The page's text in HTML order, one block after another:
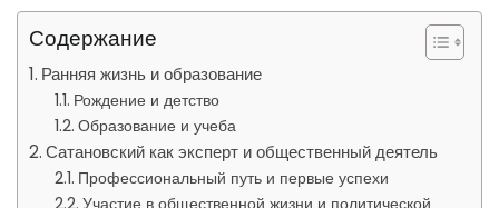
Содержание
Ранняя жизнь и образование
Рождение и детство
Образование и учеба
Сатановский как эксперт и общественный деятель
Профессиональный путь и первые успехи
Участие в общественной жизни и политической